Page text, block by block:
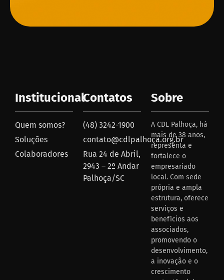
Institucional
Quem somos?
Soluções
Colaboradores
Contatos
(48) 3242-1900
contato@cdlpalhoça.org.br
Rua 24 de Abril,
2943 – 2º Andar
Palhoça/SC
Sobre
A CDL Palhoça, há
mais de 38 anos,
representa e
fortalece o
empresariado
local. Com sede
própria e ampla
estrutura, oferece
serviços e
benefícios aos
associados,
promovendo o
desenvolvimento,
a inovação e o
crescimento